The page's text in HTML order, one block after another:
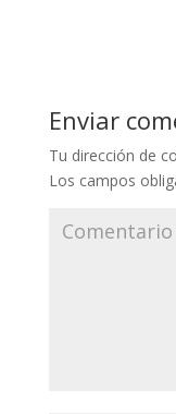
Enviar
Tu dirección de
Los campos